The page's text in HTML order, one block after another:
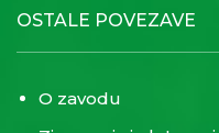
OSTALE POVEZAVE
O zavodu